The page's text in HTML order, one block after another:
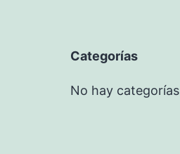
Categorías
No hay categorías